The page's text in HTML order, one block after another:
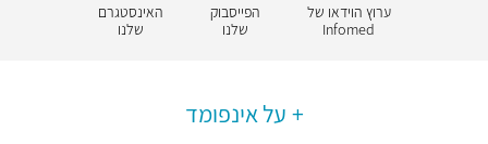
ערוץ הוידאו של
Infomed
הפייסבוק
שלנו
האינסטגרם
שלנו
על אינפומד